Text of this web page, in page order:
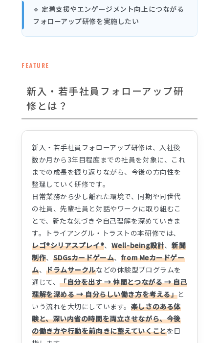
🔹 定着支援やエンゲージメント向上につながる
フォローアップ研修を実施したい
FEATURE
新入・若手社員フォローアップ研
修とは？
新入・若手社員フォローアップ研修は、入社後
数か月から3年目程度までの社員を対象に、これ
までの成長を振り返りながら、今後の方向性を
整理していく研修です。
日常業務から少し離れた環境で、同期や同世代
の社員、先輩社員と対話やワークに取り組むこ
とで、新たな気づきや自己理解を深めていきま
す。トライアングル・トラストの本研修では、
レゴ®シリアスプレイ®、 Well-being設計、新聞
制作、 SDGsカードゲーム、 from Meカードゲー
ム、ドラムサークルなどの体験型プログラムを
通じて、「自分を出す → 仲間とつながる → 自己
理解を深める → 自分らしい働き方を考える」と
いう流れを大切にしています。 楽しさのある体
験と、深い内省の時間を両立させながら、今後
の働き方や行動を前向きに整えていくことを目